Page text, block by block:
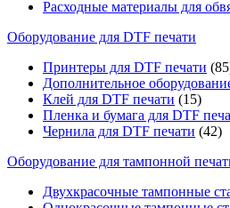
Расходные материалы для
Оборудование для DTF печати
Принтеры для DTF печати
Дополнительное
Клей для DTF печати (15)
Пленка и бумага для DTF
Чернила для DTF печати (42)
Оборудование для тампонной
Двухкрасочные тампонные